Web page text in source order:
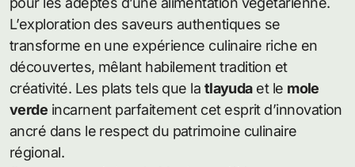
L’exploration des saveurs authentiques se
transforme en une expérience culinaire riche en
découvertes, mêlant habilement tradition et
créativité. Les plats tels que la tlayudaet le mole
verde incarnent parfaitement cet esprit d’innovation
ancré dans le respect du patrimoine culinaire
régional.